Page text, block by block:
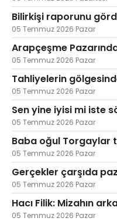
Bilirkişi raporunu
05 Temmuz 2026 Pazar
Arapçeşme
05 Temmuz 2026 Pazar
Tahliyelerin
05 Temmuz 2026 Pazar
Sen yine iyisi mi iste
05 Temmuz 2026 Pazar
Baba oğul Torgaylar
05 Temmuz 2026 Pazar
Gerçekler çarşıda
05 Temmuz 2026 Pazar
Hacı Filik: Mizahın
05 Temmuz 2026 Pazar